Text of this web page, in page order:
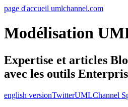
page d'accueil umlchannel.com
Modélisation
Expertise et articles
avec les outils
english versionTwitterUMLChannel